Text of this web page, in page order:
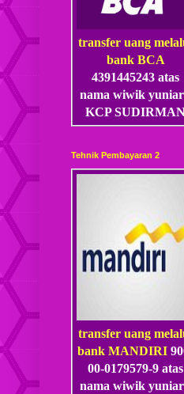
transfer uang
bank BCA
4391445243 atas
nama wiwik
KCP
Tehnik Pembayaran 2
transfer uang
bank MANDIRI
00-0179579-9 atas
nama wiwik